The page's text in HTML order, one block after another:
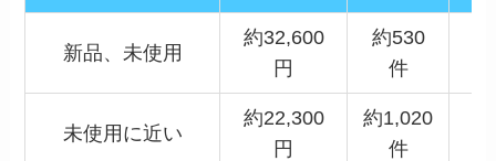
新品、未使用
約32,600
円
約530
件
未使用に近い
約22,300
円
約1,020
件